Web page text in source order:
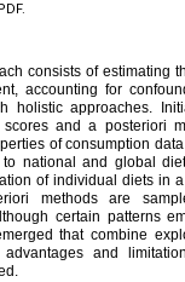
consists of estimating
accounting for
approaches.
and a posteriori
of consumption
national and global
of individual diets in
methods are
certain patterns
that combine
and